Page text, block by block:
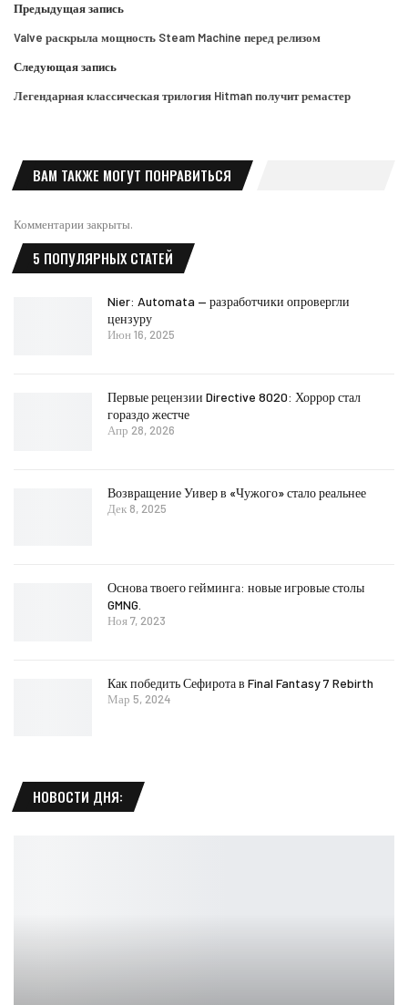
Предыдущая запись
Valve раскрыла мощность Steam Machine перед релизом
Следующая запись
Легендарная классическая трилогия Hitman получит ремастер
ВАМ ТАКЖЕ МОГУТ ПОНРАВИТЬСЯ
Комментарии закрыты.
5 ПОПУЛЯРНЫХ СТАТЕЙ
Nier: Automata — разработчики опровергли
цензуру
Июн 16, 2025
Первые рецензии Directive 8020: Хоррор стал
гораздо жестче
Апр 28, 2026
Возвращение Уивер в «Чужого» стало реальнее
Дек 8, 2025
Основа твоего гейминга: новые игровые столы
GMNG.
Ноя 7, 2023
Как победить Сефирота в Final Fantasy 7 Rebirth
Мар 5, 2024
НОВОСТИ ДНЯ: